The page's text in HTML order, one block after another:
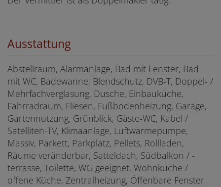
Ausstattung
Abstellraum Alarmanlage Bad mit Fenster Bad
mit WC Badewanne Blendschutz DVB-T Doppel- /
Mehrfachverglasung Dusche Einbauküche
Fahrradraum Fliesen Fußbodenheizung Garage
Gartennutzung Grünblick Gäste-WC Kabel /
Satelliten-TV Klimaanlage Luftwärmepumpe
Massiv Parkett Parkplatz Pellets Rollladen
Räume veränderbar Satteldach Südbalkon / -
terrasse Toilette WG geeignet Wohnküche /
offene Küche Zentralheizung Öffenbare Fenster